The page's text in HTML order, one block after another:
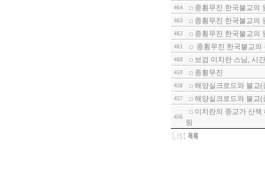
464 종횡무진 한국불교의
463 종횡무진 한국불교의
462 종횡무진 한국불교의
461 종횡무진 한국불교
460 보검 이치란 스님, 시
459 종횡무진
458 해양실크로드와 불교
457 해양실크로드와 불교(
456
이치란의 종교가 산
림